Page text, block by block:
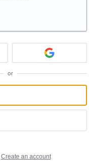
or
Create an account